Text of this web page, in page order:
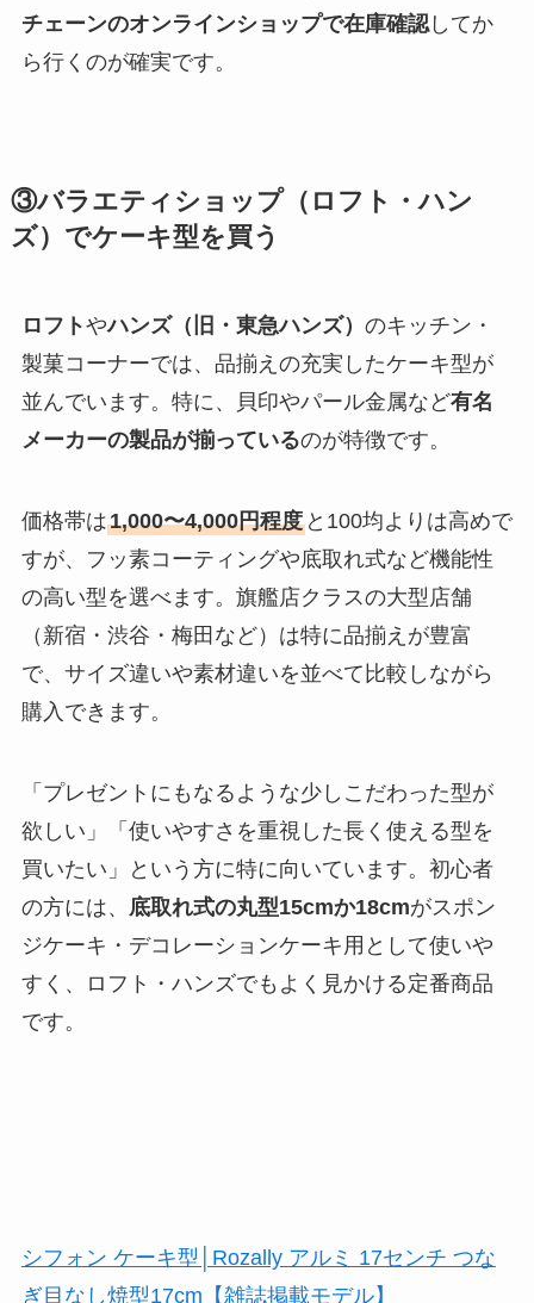
チェーンのオンラインショップで在庫確認してか
ら行くのが確実です。
③バラエティショップ（ロフト・ハン
ズ）でケーキ型を買う
ロフトやハンズ（旧・東急ハンズ） のキッチン・
製菓コーナーでは、品揃えの充実したケーキ型が
並んでいます。特に、貝印やパール金属など有名
メーカーの製品が揃っているのが特徴です。
価格帯は1,000〜4,000円程度と100均よりは高めで
すが、フッ素コーティングや底取れ式など機能性
の高い型を選べます。旗艦店クラスの大型店舗
（新宿・渋谷・梅田など）は特に品揃えが豊富
で、サイズ違いや素材違いを並べて比較しながら
購入できます。
「プレゼントにもなるような少しこだわった型が
欲しい」「使いやすさを重視した長く使える型を
買いたい」という方に特に向いています。初心者
の方には、 底取れ式の丸型15cmか18cmがスポン
ジケーキ・デコレーションケーキ用として使いや
すく、ロフト・ハンズでもよく見かける定番商品
です。
シフォン ケーキ型│Rozally アルミ 17センチ つな
ぎ目なし焼型17cm【雑誌掲載モデル】